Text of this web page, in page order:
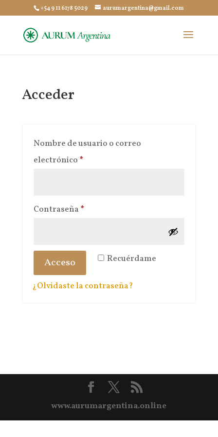
+54 9 11 6178 5029 aurumargentina@gmail.com
Acceder
Nombre de usuario o correo
electrónico *Obligatorio
Contraseña *Obligatorio
Recuérdame
Acceso
¿Olvidaste la contraseña?
www.aurumargentina.online